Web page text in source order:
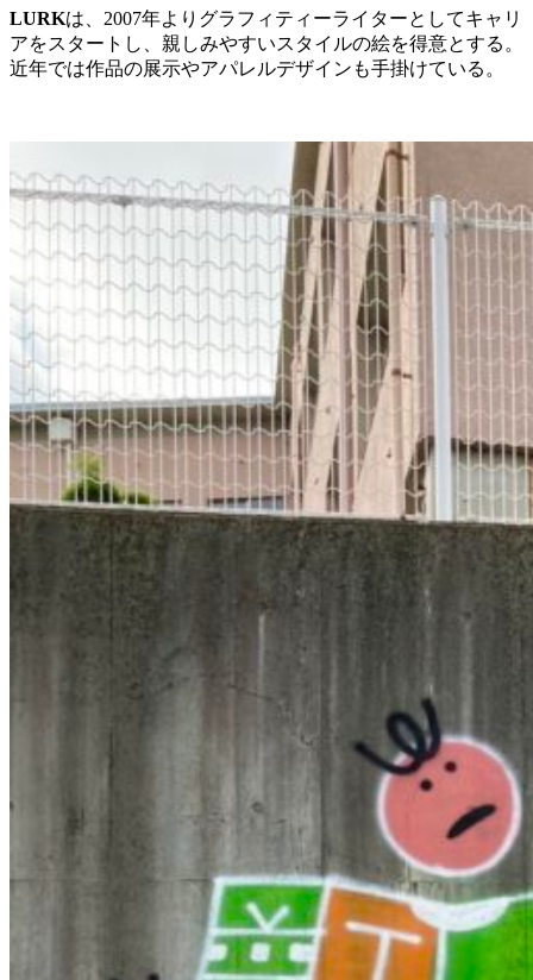
LURKは、2007年よりグラフィティーライターとしてキャリ
アをスタートし、親しみやすいスタイルの絵を得意とする。
近年では作品の展示やアパレルデザインも手掛けている。